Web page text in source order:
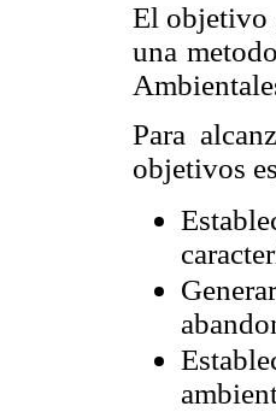
El objetivo
una
Para
objetivos